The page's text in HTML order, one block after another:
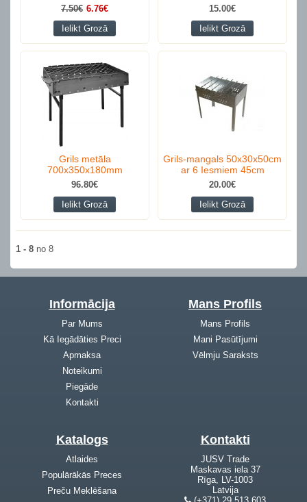
7.50€ 6.76€
Ielikt Grozā
15.00€
Ielikt Grozā
Grils metāla
700x350x180mm
96.80€
Ielikt Grozā
Grils-mangals 50x30x50cm
ar 6 Iesmiem 45cm
20.00€
Ielikt Grozā
1 - 8 no 8
Informācija
Par Mums
Kā Iegādāties Preci
Apmaksa
Noteikumi
Piegāde
Kontakti
Mans Profils
Mans Profils
Mani Pasūtījumi
Vēlmju Saraksts
Katalogs
Atlaides
Populārākās Preces
Preču Meklēšana
Kontakti
JUSV Trade
Maskavas iela 37
Rīga, LV-1003
Latvija